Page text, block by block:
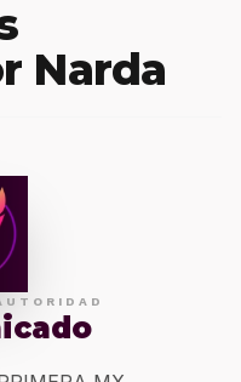
Narda